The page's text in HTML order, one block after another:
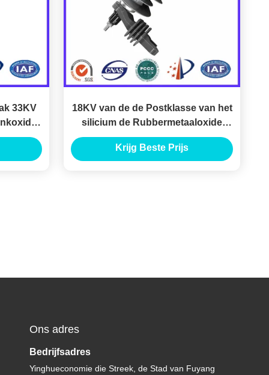
33KV
voor
18KV van de de Postklasse van het
silicium de Rubbermetaaloxide
Remhaken van de de
Schommelingsbliksem voor
Krijg Beste Prijs
Ons adres
Bedrijfsadres
Yinghueconomie die Streek, de Stad van Fuyang